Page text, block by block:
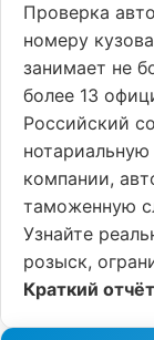
Проверка
номеру
занимает не
более 13
Российский
компании,
таможенную
Узнайте
розыск,
Краткий